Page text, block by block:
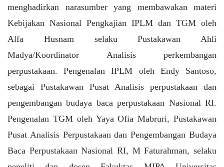
menghadirkan narasumber yang membawakan materi
Kebijakan Nasional Pengkajian IPLM dan TGM oleh
Alfa Husnam selaku Pustakawan Ahli
Madya/Koordinator Analisis perkembangan
perpustakaan. Pengenalan IPLM oleh Endy Santoso,
sebagai Pustakawan Pusat Analisis perpustakaan dan
pengembangan budaya baca perpustakaan Nasional RI.
Pengenalan TGM oleh Yaya Ofia Mabruri, Pustakawan
Pusat Analisis Perpustakaan dan Pengembangan Budaya
Baca Perpustakaan Nasional RI, M Faturahman, selaku